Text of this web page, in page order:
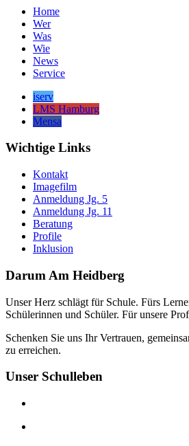
Home
Wer
Was
Wie
News
Service
iserv
LMS Hamburg
Mensa
Wichtige Links
Kontakt
Imagefilm
Anmeldung Jg. 5
Anmeldung Jg. 11
Beratung
Profile
Inklusion
Darum Am Heidberg
Unser Herz schlägt für Schule. Fürs
Schülerinnen und Schüler. Für unsere
Schenken Sie uns Ihr Vertrauen,
zu erreichen.
Unser Schulleben